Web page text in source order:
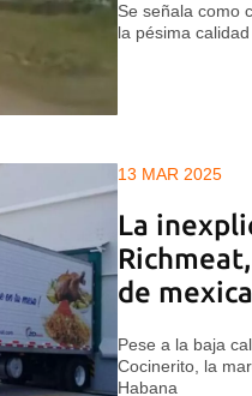
Se señala como
la pésima
13 MAR 2025
La
de
Pese a la baja
Cocinerito, la
Habana